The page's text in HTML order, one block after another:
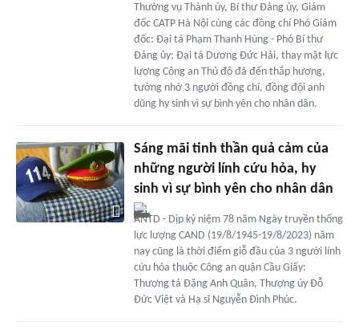
Thường vụ Thành ủy, Bí thư Đảng ủy, Giám
đốc CATP Hà Nội cùng các đồng chí Phó Giám
đốc: Đại tá Phạm Thanh Hùng - Phó Bí thư
Đảng ủy; Đại tá Dương Đức Hải, thay mặt lực
lượng Công an Thủ đô đã đến thắp hương,
tưởng nhớ 3 người đồng chí, đồng đội anh
dũng hy sinh vì sự bình yên cho nhân dân.
Sáng mãi tinh thần quả cảm của
những người lính cứu hỏa, hy
sinh vì sự bình yên cho nhân dân
ANTD - Dịp kỷ niệm 78 năm Ngày truyền thống
lực lượng CAND (19/8/1945-19/8/2023) năm
nay cũng là thời điểm giỗ đầu của 3 người lính
cứu hỏa thuộc Công an quận Cầu Giấy:
Thượng tá Đặng Anh Quân, Thượng úy Đỗ
Đức Việt và Hạ sĩ Nguyễn Đình Phúc.